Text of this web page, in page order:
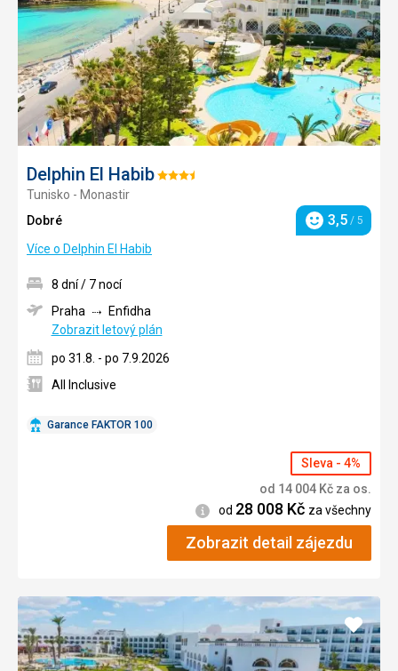
Delphin El HabibHodnocení:
Tunisko - Monastir
Dobré
Hodnocení
3,5 / 5
Více o Delphin El Habib
Garance FAKTOR 100
8 dní / 7 nocí
Praha
Enfidha
Zobrazit letový plán
po 31.8. - po 7.9.2026
All Inclusive
Sleva - 4%
od 14 004 Kč za os.
Informace
od 28 008 Kč za všechny
Zobrazit detail zájezdu
Přidat
do